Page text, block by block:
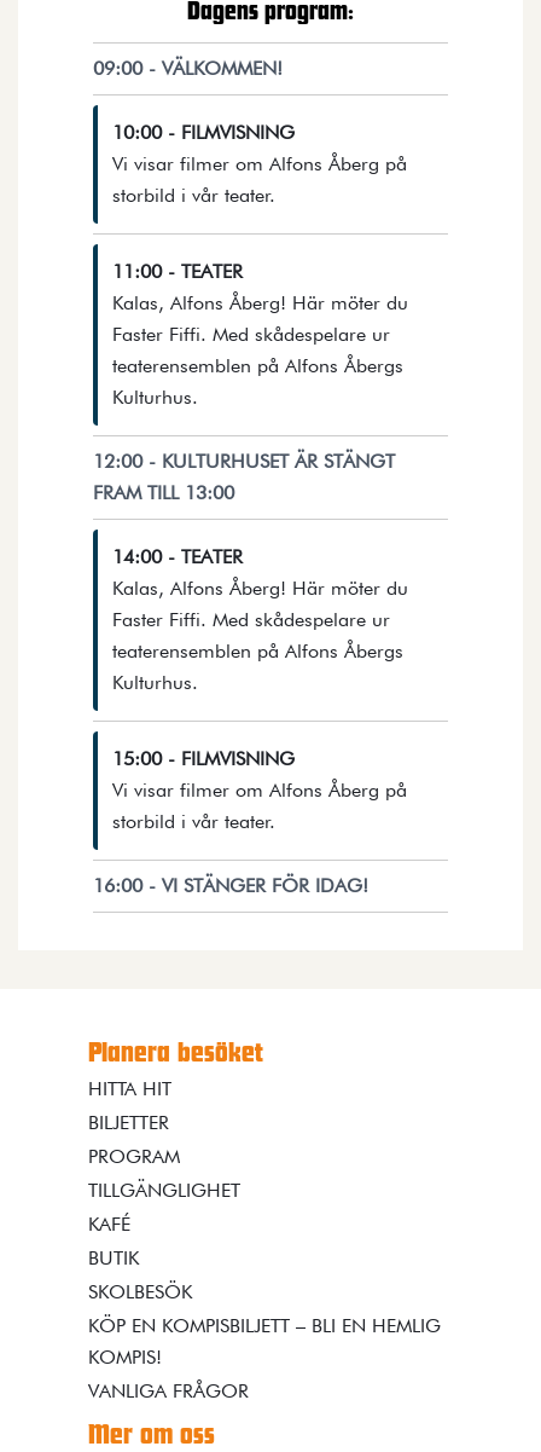
Dagens program:
09:00 - VÄLKOMMEN!
10:00 - FILMVISNING
Vi visar filmer om Alfons Åberg på
storbild i vår teater.
11:00 - TEATER
Kalas, Alfons Åberg! Här möter du
Faster Fiffi. Med skådespelare ur
teaterensemblen på Alfons Åbergs
Kulturhus.
12:00 - KULTURHUSET ÄR STÄNGT
FRAM TILL 13:00
14:00 - TEATER
Kalas, Alfons Åberg! Här möter du
Faster Fiffi. Med skådespelare ur
teaterensemblen på Alfons Åbergs
Kulturhus.
15:00 - FILMVISNING
Vi visar filmer om Alfons Åberg på
storbild i vår teater.
16:00 - VI STÄNGER FÖR IDAG!
Planera besöket
HITTA HIT
BILJETTER
PROGRAM
TILLGÄNGLIGHET
KAFÉ
BUTIK
SKOLBESÖK
KÖP EN KOMPISBILJETT – BLI EN HEMLIG
KOMPIS!
VANLIGA FRÅGOR
Mer om oss